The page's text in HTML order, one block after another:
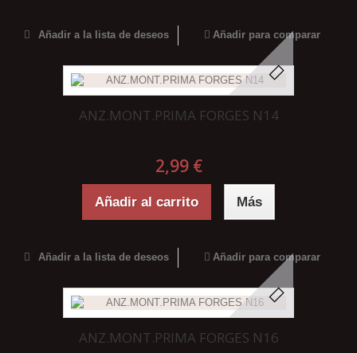
Añadir a la lista de deseos Añadir para comparar
ANZ.MONT.PRIMA FORGES N14
2,99 €
Añadir al carrito Más
Añadir a la lista de deseos Añadir para comparar
ANZ.MONT.PRIMA FORGES N16